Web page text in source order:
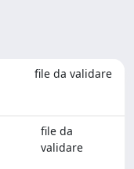
file da validare
file da
validare